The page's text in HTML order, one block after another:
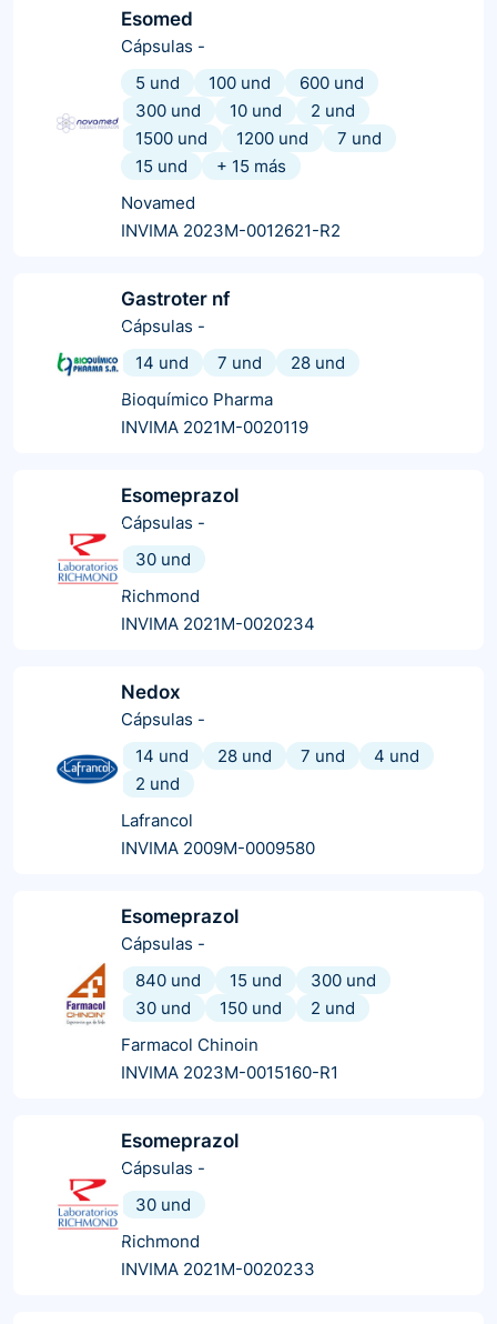
Esomed
Cápsulas -
5 und
100 und
600 und
300 und
10 und
2 und
1500 und
1200 und
7 und
15 und
+ 15 más
Novamed
INVIMA 2023M-0012621-R2
Gastroter nf
Cápsulas -
14 und
7 und
28 und
Bioquímico Pharma
INVIMA 2021M-0020119
Esomeprazol
Cápsulas -
30 und
Richmond
INVIMA 2021M-0020234
Nedox
Cápsulas -
14 und
28 und 7 und
4 und
2 und
Lafrancol
INVIMA 2009M-0009580
Esomeprazol
Cápsulas -
840 und
15 und
300 und
30 und
150 und
2 und
Farmacol Chinoin
INVIMA 2023M-0015160-R1
Esomeprazol
Cápsulas -
30 und
Richmond
INVIMA 2021M-0020233